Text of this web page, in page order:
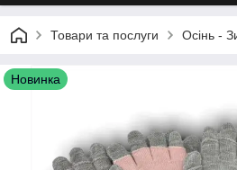
Товари та послуги Осінь -
Новинка